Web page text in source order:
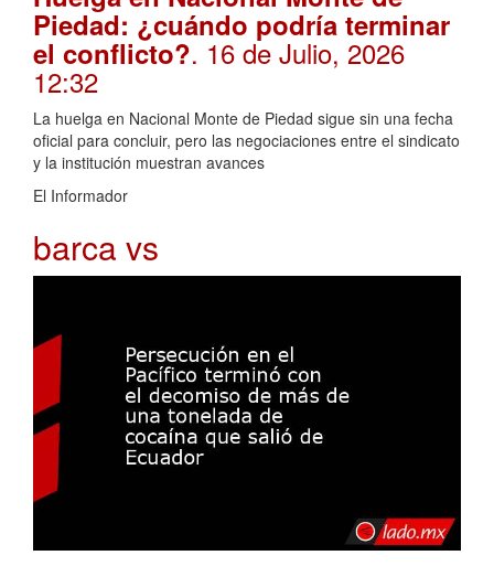
Piedad: ¿cuándo podría terminar
el conflicto?. 16 de Julio, 2026
12:32
La huelga en Nacional Monte de Piedad sigue sin una fecha
oficial para concluir, pero las negociaciones entre el sindicato
y la institución muestran avances
El Informador
barca vs